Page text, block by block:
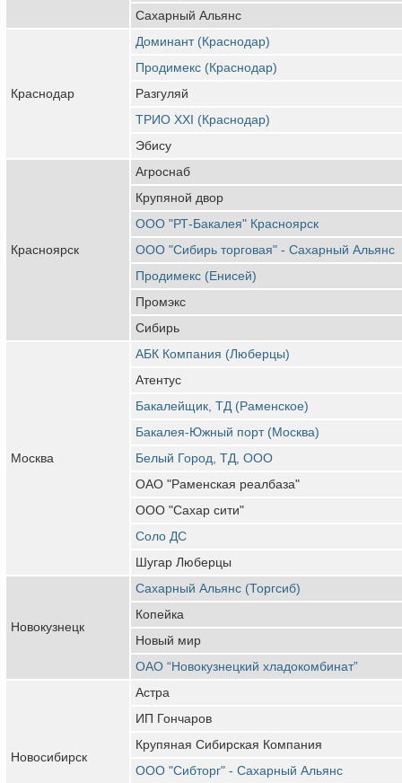
Сахарный Альянс
Краснодар
Доминант (Краснодар)
Продимекс (Краснодар)
Разгуляй
ТРИО XXI (Краснодар)
Эбису
Красноярск
Агроснаб
Крупяной двор
ООО "РТ-Бакалея" Красноярск
ООО "Сибирь торговая" - Сахарный Альянс
Продимекс (Енисей)
Промэкс
Сибирь
Москва
АБК Компания (Люберцы)
Атентус
Бакалейщик, ТД (Раменское)
Бакалея-Южный порт (Москва)
Белый Город, ТД, ООО
ОАО "Раменская реалбаза"
ООО "Сахар сити"
Соло ДС
Шугар Люберцы
Новокузнецк
Сахарный Альянс (Торгсиб)
Копейка
Новый мир
ОАО “Новокузнецкий хладокомбинат”
Новосибирск
Астра
ИП Гончаров
Крупяная Сибирская Компания
ООО "Сибторг" - Сахарный Альянс